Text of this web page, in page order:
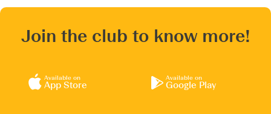
Join the club to know more!
Available on
App Store
Available on
Google Play